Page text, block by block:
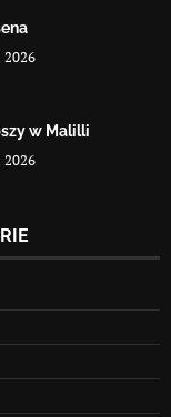
2026
w Malilli
2026